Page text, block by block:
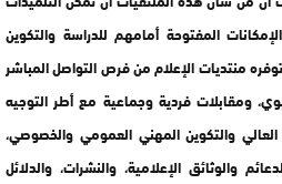
المفتوحة أمامهم للدراسة والتكوين
منتديات الإعلام من فرص التواصل المباشر
ومقابلات فردية وجماعية مع أطر التوجيه
والتكوين المهني العمومي والخصوصي،
والوثائق الإعلامية، والنشرات، والدلائل